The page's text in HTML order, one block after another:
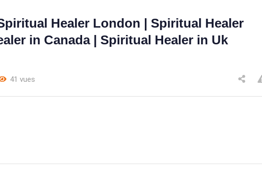
Healer London | Spiritual Healer
in Canada | Spiritual Healer in Uk
41 vues